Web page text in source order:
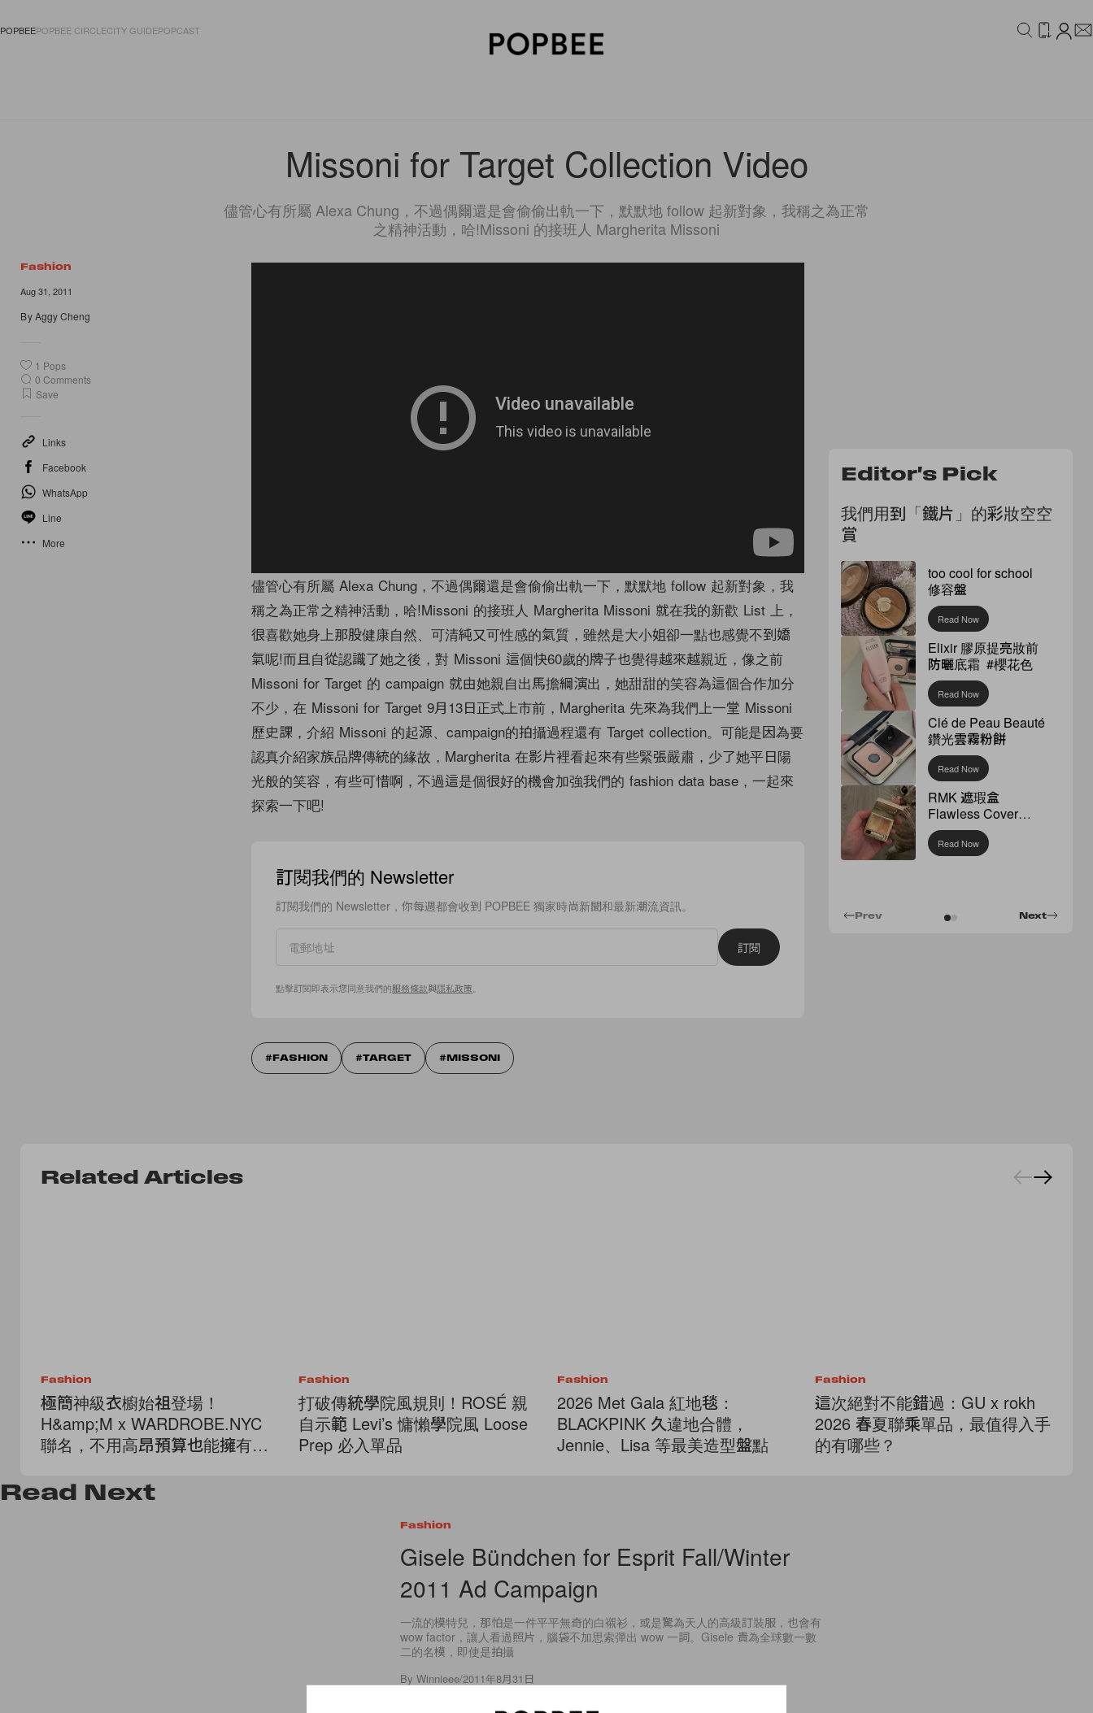
POPBEEPOPBEE CIRCLECITY GUIDEPOPCAST
Missoni for Target Collection Video
儘管心有所屬 Alexa Chung，不過偶爾還是會偷偷出軌一下，默默地 follow 起新對象，我稱之為正常
之精神活動，哈!Missoni 的接班人 Margherita Missoni
Fashion
Aug 31, 2011
ByAggy Cheng
1 Pops
0 Comments
Save
Links
Facebook
WhatsApp
Line
More
儘管心有所屬 Alexa Chung，不過偶爾還是會偷偷出軌一下，默默地 follow 起新對象，我
稱之為正常之精神活動，哈!Missoni 的接班人 Margherita Missoni 就在我的新歡 List 上，
很喜歡她身上那股健康自然、可清純又可性感的氣質，雖然是大小姐卻一點也感覺不到嬌
氣呢!而且自從認識了她之後，對 Missoni 這個快60歲的牌子也覺得越來越親近，像之前
Missoni for Target 的 campaign 就由她親自出馬擔綱演出，她甜甜的笑容為這個合作加分
不少，在 Missoni for Target 9月13日正式上市前，Margherita 先來為我們上一堂 Missoni
歷史課，介紹 Missoni 的起源、campaign的拍攝過程還有 Target collection。可能是因為要
認真介紹家族品牌傳統的緣故，Margherita 在影片裡看起來有些緊張嚴肅，少了她平日陽
光般的笑容，有些可惜啊，不過這是個很好的機會加強我們的 fashion data base，一起來
探索一下吧!
訂閱我們的 Newsletter
訂閱我們的 Newsletter，你每週都會收到 POPBEE 獨家時尚新聞和最新潮流資訊。
訂閱
點擊訂閱即表示您同意我們的服務條款與隱私政策。
FASHION TARGET MISSONI
Editor's Pick
我們用到「鐵片」的彩妝空空
賞
too cool for school
修容盤
Read Now
Elixir 膠原提亮妝前
防曬底霜 #櫻花色
Read Now
Clé de Peau Beauté
鑽光雲霧粉餅
Read Now
RMK 遮瑕盒
Flawless Cover
Concealer
Read Now
Next
Prev
Related Articles
Fashion
極簡神級衣櫥始祖登場！
H&amp;M x WARDROBE.NYC
聯名，不用高昂預算也能擁有高
Fashion
打破傳統學院風規則！ROSÉ 親
自示範 Levi’s 慵懶學院風 Loose
Prep 必入單品
Fashion
2026 Met Gala 紅地毯：
BLACKPINK 久違地合體，
Jennie、Lisa 等最美造型盤點
Fashion
這次絕對不能錯過：GU x rokh
2026 春夏聯乘單品，最值得入手
的有哪些？
Read Next
Fashion
Gisele Bündchen for Esprit Fall/Winter
2011 Ad Campaign
一流的模特兒，那怕是一件平平無奇的白襯衫，或是驚為天人的高級訂裝服，也會有
wow factor，讓人看過照片，腦袋不加思索彈出 wow 一詞。Gisele 貴為全球數一數
二的名模，即使是拍攝
By Winnieee/2011年8月31日